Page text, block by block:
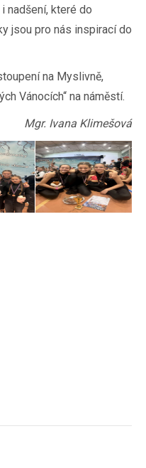
nadšení, které do
jsou pro nás inspirací do
na Myslivně,
Vánocích“ na náměstí.
Mgr. Ivana Klimešová